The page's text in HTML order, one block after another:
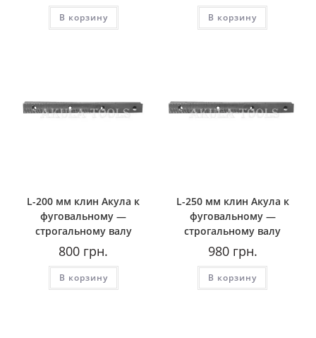
В корзину В корзину
L-200 мм клин Акула к
фуговальному —
строгальному валу
800 грн.
В корзину
L-250 мм клин Акула к
фуговальному —
строгальному валу
980грн.
В корзину